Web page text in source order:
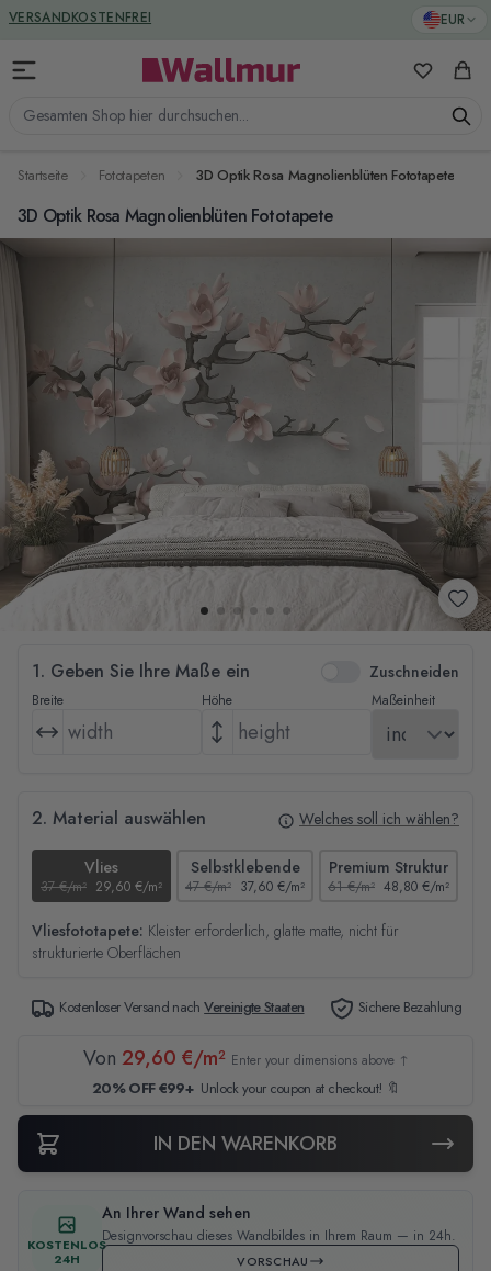
Zum Inhalt springen EUR
Gesamten Shop hier durchsuchen...
Meine
VERSANDKOSTENFREI
GREENGUARD ZERTIFIZIERT
Startseite Fototapeten 3D Optik Rosa Magnolienblüten Fototapete
3D Optik Rosa Magnolienblüten Fototapete
1. Geben Sie Ihre Maße ein Zuschneiden
Breite Höhe Maßeinheit
2. Material auswählen Welches soll ich wählen?
Vlies
37 €/m² 29,60 €/m²
Selbstklebende
47 €/m² 37,60 €/m²
Premium Struktur
61 €/m² 48,80 €/m²
Vliesfototapete: Kleister erforderlich, glatte matte, nicht für
strukturierte Oberflächen
Kostenloser Versand nachVereinigte Staaten Sichere Bezahlung
Von 29,60 €/m² Enter your dimensions above ↑
20% OFF €99+ Unlock your coupon at checkout! 🔖
IN DEN WARENKORB
KOSTENLOS
24H
An Ihrer Wand sehen
Designvorschau dieses Wandbildes in Ihrem Raum — in 24h.
VORSCHAU